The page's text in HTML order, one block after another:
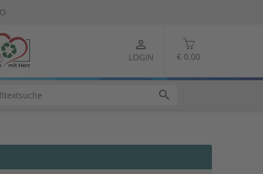
€ 0,00
person_outline
LOGIN
search